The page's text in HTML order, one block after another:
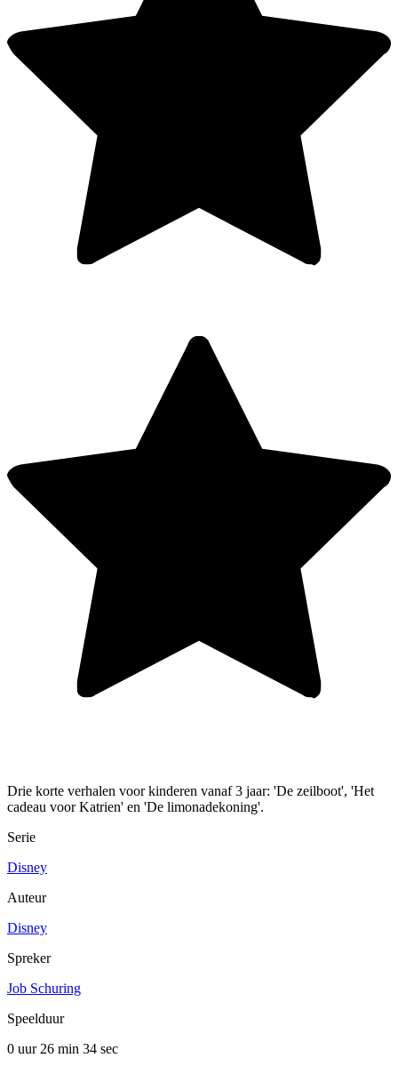
Drie korte verhalen voor kinderen vanaf 3 jaar: 'De zeilboot', 'Het
cadeau voor Katrien' en 'De limonadekoning'.
Serie
Disney
Auteur
Disney
Spreker
Job Schuring
Speelduur
0 uur 26 min 34 sec